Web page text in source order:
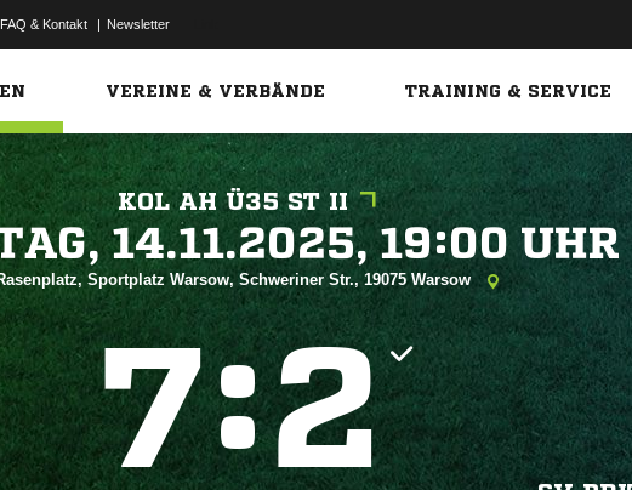
FAQ & Kontakt | Newsletter
VEREINE & VERBÄNDE TRAINING & SERVICE
KOL AH Ü35 ST II
  
Sportplatz Warsow, Schweriner Str., 19075 Warsow
: